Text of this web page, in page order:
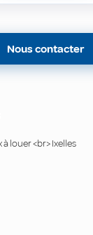
Nous contacter